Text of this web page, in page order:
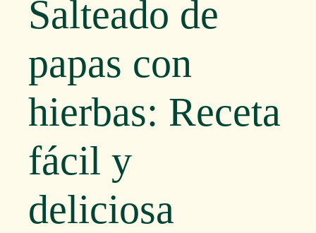
Salteado de
papas con
hierbas: Receta
fácil y
deliciosa